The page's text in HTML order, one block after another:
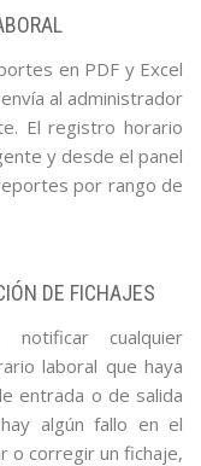
en PDF y Excel
al administrador
El registro horario
y desde el panel
por rango de
DE FICHAJES
notificar cualquier
laboral que haya
entrada o de salida
algún fallo en el
o corregir un fichaje,